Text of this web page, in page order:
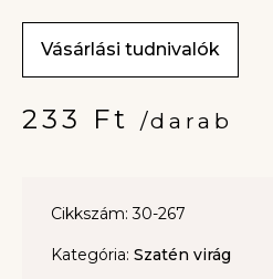
Vásárlási tudnivalók
233 Ft /darab
Cikkszám: 30-267
Kategória: Szatén virág